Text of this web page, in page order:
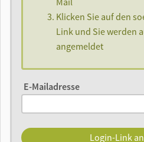
Klicken Sie auf den
Link und Sie werden
angemeldet
E-Mailadresse